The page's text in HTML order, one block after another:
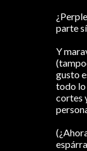
parte
Y
gusto
todo lo
cortes